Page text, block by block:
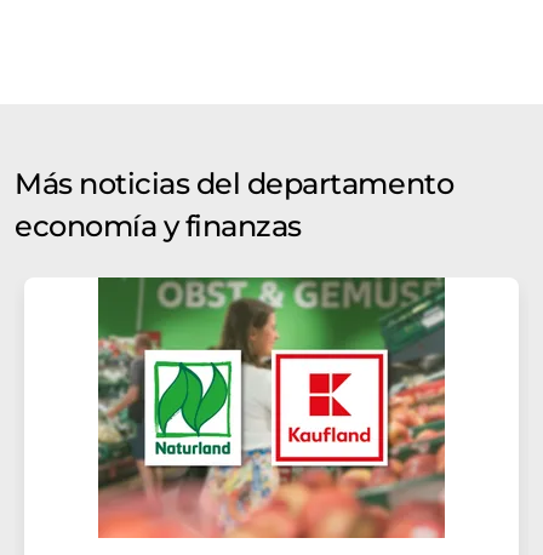
Más noticias del departamento
economía y finanzas